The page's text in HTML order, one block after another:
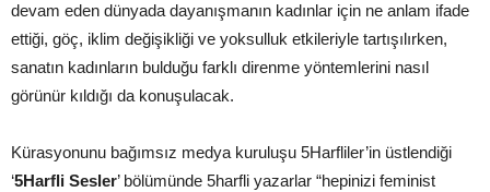
devam eden dünyada dayanışmanın kadınlar için ne anlam ifade
ettiği, göç, iklim değişikliği ve yoksulluk etkileriyle tartışılırken,
sanatın kadınların bulduğu farklı direnme yöntemlerini nasıl
görünür kıldığı da konuşulacak.
Kürasyonunu bağımsız medya kuruluşu 5Harfliler’in üstlendiği
‘5Harfli Sesler’ bölümünde 5harfli yazarlar “hepinizi feminist